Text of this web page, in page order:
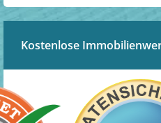
Kostenlose